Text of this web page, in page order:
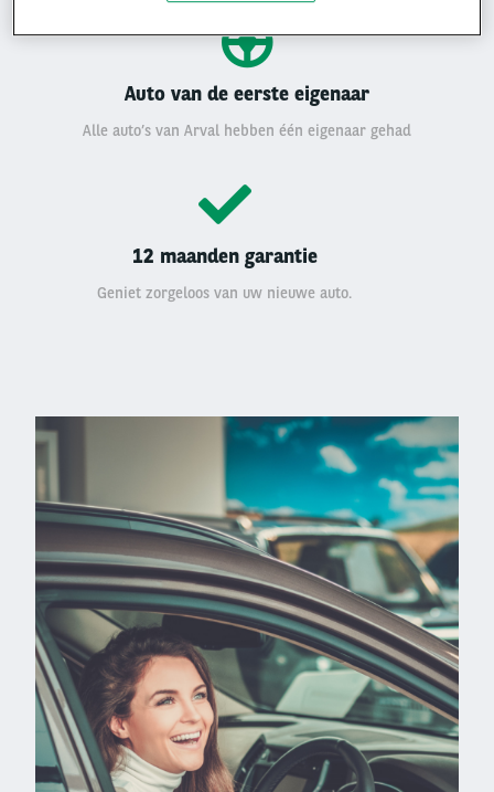
Auto van de eerste eigenaar
Alle auto’s van Arval hebben één eigenaar gehad
12 maanden garantie
Geniet zorgeloos van uw nieuwe auto.
Left